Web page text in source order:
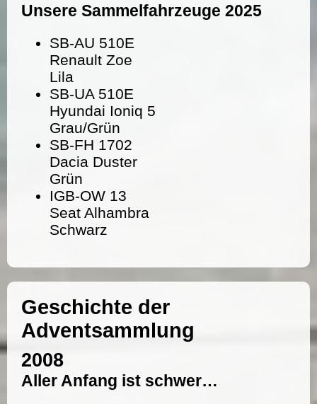
Unsere Sammelfahrzeuge 2025
SB-AU 510E
Renault Zoe
Lila
SB-UA 510E
Hyundai Ioniq 5
Grau/Grün
SB-FH 1702
Dacia Duster
Grün
IGB-OW 13
Seat Alhambra
Schwarz
Geschichte der
Adventsammlung
2008
Aller Anfang ist schwer…